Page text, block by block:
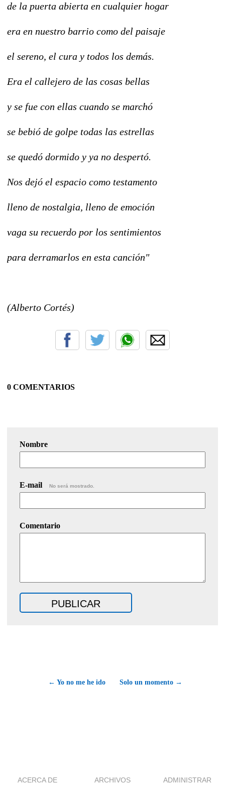
de la puerta abierta en cualquier hogar
era en nuestro barrio como del paisaje
el sereno, el cura y todos los demás.
Era el callejero de las cosas bellas
y se fue con ellas cuando se marchó
se bebió de golpe todas las estrellas
se quedó dormido y ya no despertó.
Nos dejó el espacio como testamento
lleno de nostalgia, lleno de emoción
vaga su recuerdo por los sentimientos
para derramarlos en esta canción"
(Alberto Cortés)
0 COMENTARIOS
Nombre
E-mail No será mostrado.
Comentario
← Yo no me he ido Solo un momento →
ACERCA DE ARCHIVOS ADMINISTRAR